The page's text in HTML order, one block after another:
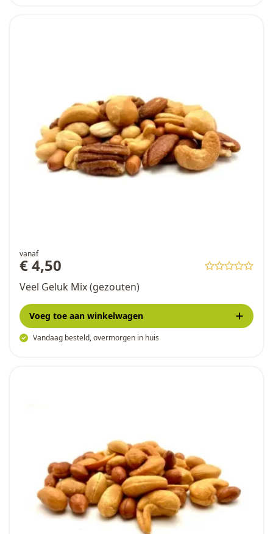
vanaf
€ 4,50
Veel Geluk Mix (gezouten)
Vandaag besteld, overmorgen in huis
Voeg toe aan winkelwagen